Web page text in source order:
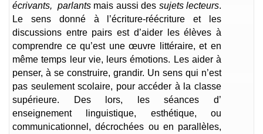
écrivants, parlantsmais aussi des sujets lecteurs.
Le sens donné à l’écriture-réécriture et les
discussions entre pairs est d’aider les élèves à
comprendre ce qu’est une œuvre littéraire, et en
même temps leur vie, leurs émotions. Les aider à
penser, à se construire, grandir. Un sens qui n’est
pas seulement scolaire, pour accéder à la classe
supérieure. Des lors, les séances d’
enseignement linguistique, esthétique, ou
communicationnel, décrochées ou en parallèles,